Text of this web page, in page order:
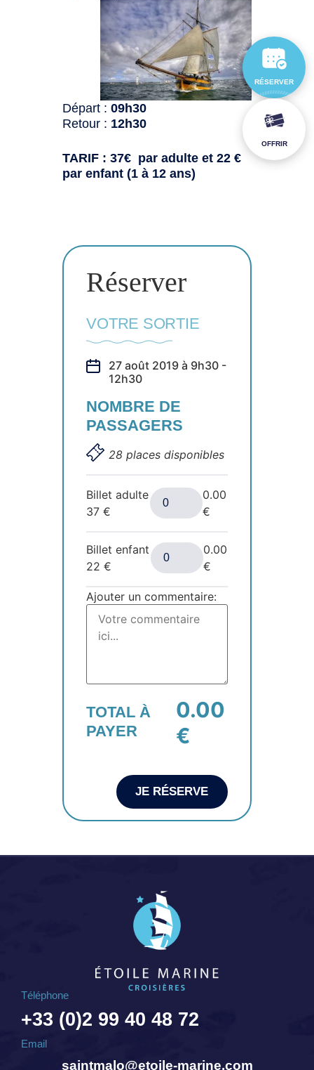
Départ :09h30
Retour : 12h30
TARIF : 37€ par adulte et 22 €
par enfant (1 à 12 ans)
Réserver
VOTRE SORTIE
27 août 2019 à 9h30 -
12h30
NOMBRE DE
PASSAGERS
28 places disponibles
Billet adulte
37€
0.00
€
Billet enfant
22€
0.00
€
Ajouter un commentaire:
TOTAL À
PAYER
0.00
€
JE RÉSERVE
Téléphone
+33 (0)2 99 40 48 72
Email
saintmalo@etoile-marine.com
RÉSERVER
OFFRIR